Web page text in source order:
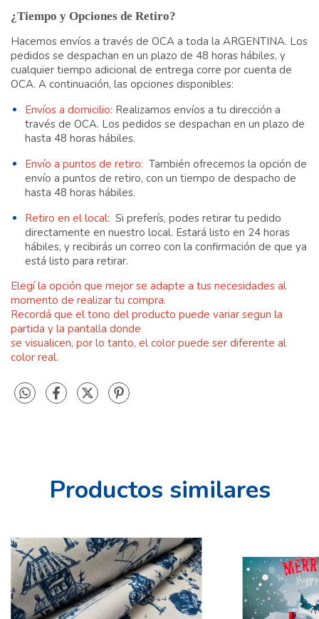
¿Tiempo y Opciones de Retiro?
Hacemos envíos a través de OCA a toda la ARGENTINA. Los
pedidos se despachan en un plazo de 48 horas hábiles, y
cualquier tiempo adicional de entrega corre por cuenta de
OCA. A continuación, las opciones disponibles:
Envíos a domicilio: Realizamos envíos a tu dirección a
través de OCA. Los pedidos se despachan en un plazo de
hasta 48 horas hábiles.
Envío a puntos de retiro: También ofrecemos la opción de
envío a puntos de retiro, con un tiempo de despacho de
hasta 48 horas hábiles.
Retiro en el local: Si preferís, podes retirar tu pedido
directamente en nuestro local. Estará listo en 24 horas
hábiles, y recibirás un correo con la confirmación de que ya
está listo para retirar.
Elegí la opción que mejor se adapte a tus necesidades al
momento de realizar tu compra.
Recordá que el tono del producto puede variar segun la
partida y la pantalla donde
se visualicen, por lo tanto, el color puede ser diferente al
color real.
Productos similares